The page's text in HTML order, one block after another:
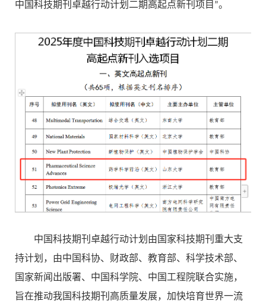
中国科技期刊卓越行动计划二期高起点新刊项目”。
中国科技期刊卓越行动计划由国家科技期刊重大支
持计划，由中国科协、财政部、教育部、科学技术部、
国家新闻出版署、中国科学院、中国工程院联合实施，
旨在推动我国科技期刊高质量发展，加快培育世界一流